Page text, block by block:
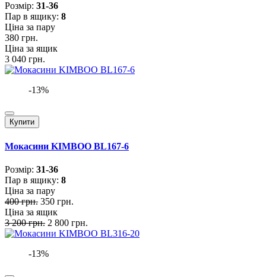
Розмiр: 31-36
Пар в ящику: 8
Ціна за пару
380 грн.
Ціна за ящик
3 040 грн.
-13%
Купити
Мокасини KIMBOO BL167-6
Розмiр: 31-36
Пар в ящику: 8
Ціна за пару
400 грн. 350 грн.
Ціна за ящик
3 200 грн. 2 800 грн.
-13%